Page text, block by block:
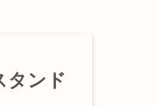
タンド